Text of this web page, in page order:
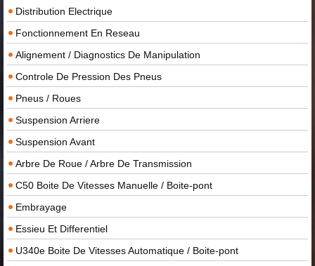
Distribution Electrique
Fonctionnement En Reseau
Alignement / Diagnostics De Manipulation
Controle De Pression Des Pneus
Pneus / Roues
Suspension Arriere
Suspension Avant
Arbre De Roue / Arbre De Transmission
C50 Boite De Vitesses Manuelle / Boite-pont
Embrayage
Essieu Et Differentiel
U340e Boite De Vitesses Automatique / Boite-pont